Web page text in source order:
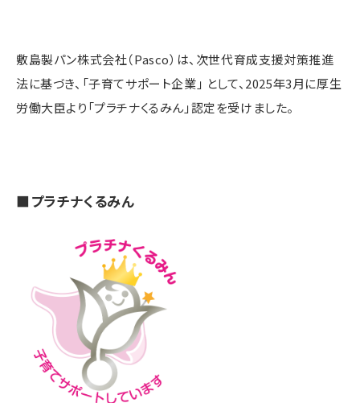
敷島製パン株式会社（Pasco）は、次世代育成支援対策推進
法に基づき、「子育てサポート企業」 として、2025年3月に厚生
労働大臣より「プラチナくるみん」認定を受けました。
■プラチナくるみん